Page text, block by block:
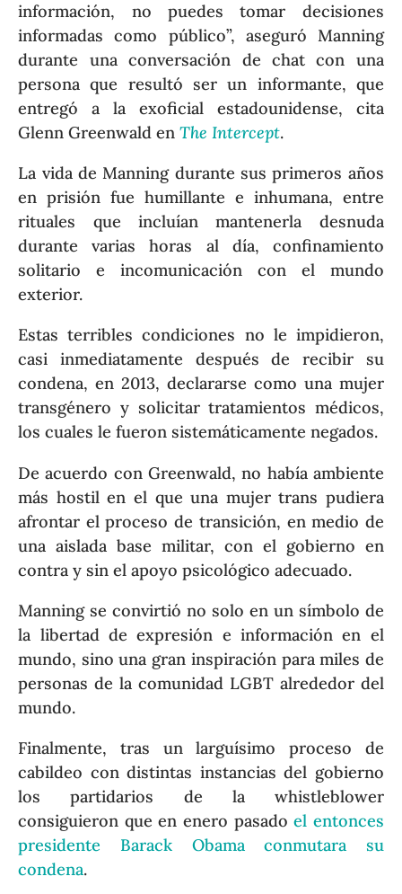
información, no puedes tomar decisiones
informadas como público”, aseguró Manning
durante una conversación de chat con una
persona que resultó ser un informante, que
entregó a la exoficial estadounidense, cita
Glenn Greenwald enThe Intercept.
La vida de Manning durante sus primeros años
en prisión fue humillante e inhumana, entre
rituales que incluían mantenerla desnuda
durante varias horas al día, confinamiento
solitario e incomunicación con el mundo
exterior.
Estas terribles condiciones no le impidieron,
casi inmediatamente después de recibir su
condena, en 2013, declararse como una mujer
transgénero y solicitar tratamientos médicos,
los cuales le fueron sistemáticamente negados.
De acuerdo con Greenwald, no había ambiente
más hostil en el que una mujer trans pudiera
afrontar el proceso de transición, en medio de
una aislada base militar, con el gobierno en
contra y sin el apoyo psicológico adecuado.
Manning se convirtió no solo en un símbolo de
la libertad de expresión e información en el
mundo, sino una gran inspiración para miles de
personas de la comunidad LGBT alrededor del
mundo.
Finalmente, tras un larguísimo proceso de
cabildeo con distintas instancias del gobierno
los partidarios de la whistleblower
consiguieron que en enero pasadoel entonces
presidente Barack Obama conmutara su
condena.